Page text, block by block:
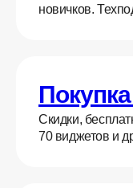
новичков.
Скидки,
70 виджетов и